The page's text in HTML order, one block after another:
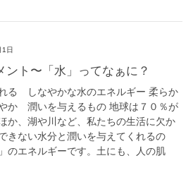
日
メント〜「水」ってなぁに？
る しなやかな水のエネルギー 柔らか
か 潤いを与えるもの 地球は７０％が
か、湖や川など、私たちの生活に欠か
きない水分と潤いを与えてくれるの
のエネルギーです。土にも、人の肌